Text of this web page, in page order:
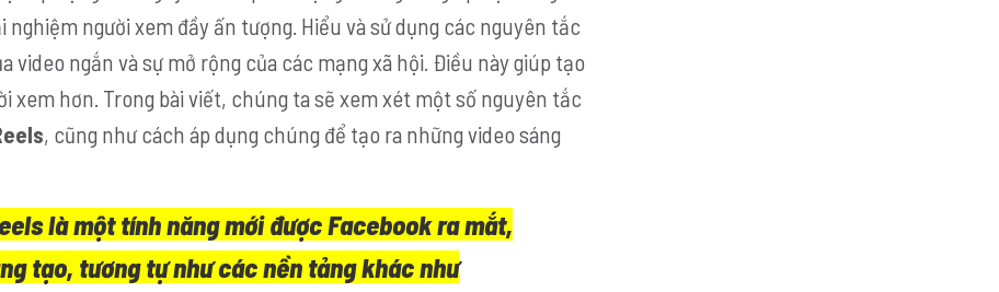
người xem đầy ấn tượng. Hiểu và sử dụng các nguyên tắc
ngắn và sự mở rộng của các mạng xã hội. Điều này giúp tạo
xem hơn. Trong bài viết, chúng ta sẽ xem xét một số nguyên tắc
, cũng như cách áp dụng chúng để tạo ra những video sáng
là một tính năng mới được Facebook ra mắt,
tạo, tương tự như các nền tảng khác như